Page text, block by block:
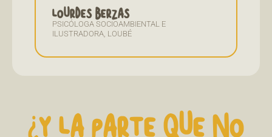
LOURDES BERZAS
PSICÓLOGA SOCIOAMBIENTAL E
ILUSTRADORA, LOUBÉ
¿Y LA PARTE QUE NO